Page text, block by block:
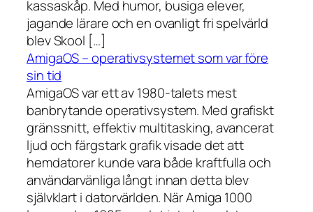
kassaskåp. Med humor, busiga elever,
jagande lärare och en ovanligt fri spelvärld
blev Skool […]
AmigaOS – operativsystemet som var före
sin tid
AmigaOS var ett av 1980-talets mest
banbrytande operativsystem. Med grafiskt
gränssnitt, effektiv multitasking, avancerat
ljud och färgstark grafik visade det att
hemdatorer kunde vara både kraftfulla och
användarvänliga långt innan detta blev
självklart i datorvärlden. När Amiga 1000